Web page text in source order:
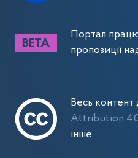
Портал
пропозиції
Весь контент
Attribution
інше.